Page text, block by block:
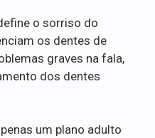
o sorriso do
os dentes de
graves na fala,
dos dentes
um plano adulto